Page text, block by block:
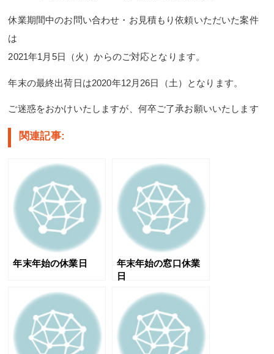
休業期間中のお問い合わせ・お見積もり依頼いただいた案件
は
2021年1月5日（火）からのご対応となります。
年末の最終出荷日は2020年12月26日（土）となります。
ご迷惑をおかけいたしますが、何卒ご了承お願いいたします
関連記事:
年末年始の休業日
年末年始の窓口休業
日